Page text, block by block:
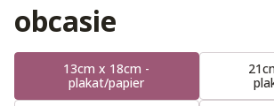
obcasie
13cm x 18cm -
plakat/papier